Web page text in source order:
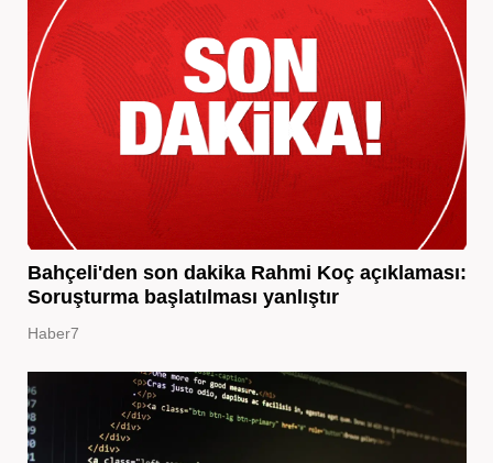
Bahçeli'den son dakika Rahmi Koç açıklaması:
Soruşturma başlatılması yanlıştır
Haber7